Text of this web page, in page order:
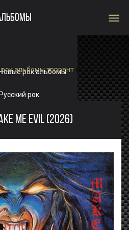
menu
Новые рок альбомы
Русский рок
рок
альбомы
альбомы торрент »
ME EVIL (2026)